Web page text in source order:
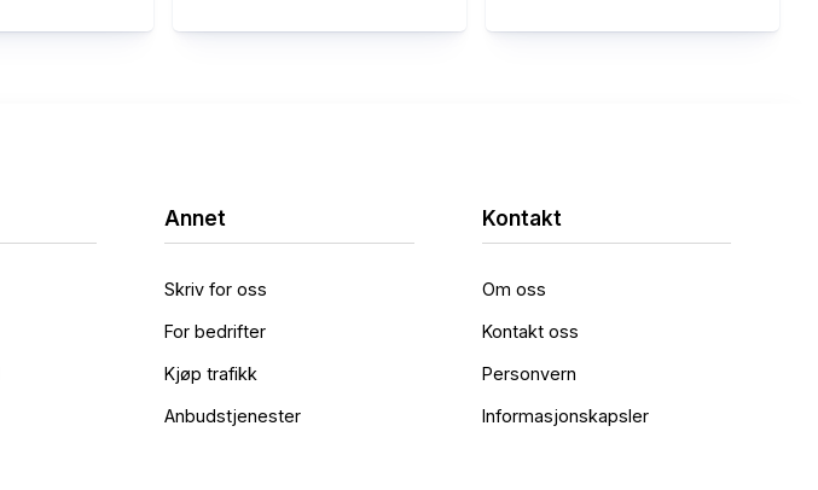
Annet
Skriv for oss
For bedrifter
Kjøp trafikk
Anbudstjenester
Kontakt
Om oss
Kontakt oss
Personvern
Informasjonskapsler